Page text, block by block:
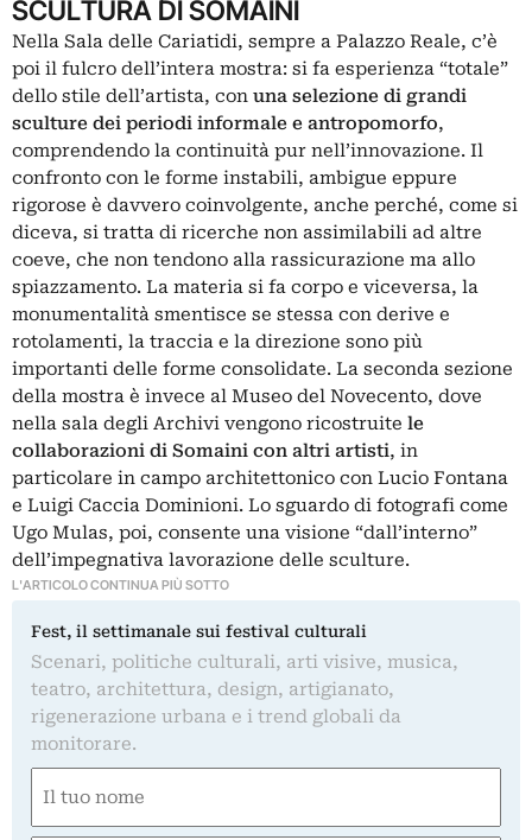
SCULTURA DI SOMAINI
Nella Sala delle Cariatidi, sempre a Palazzo Reale, c’è
poi il fulcro dell’intera mostra: si fa esperienza “totale”
dello stile dell’artista, con una selezione di grandi
sculture dei periodi informale e antropomorfo,
comprendendo la continuità pur nell’innovazione. Il
confronto con le forme instabili, ambigue eppure
rigorose è davvero coinvolgente, anche perché, come si
diceva, si tratta di ricerche non assimilabili ad altre
coeve, che non tendono alla rassicurazione ma allo
spiazzamento. La materia si fa corpo e viceversa, la
monumentalità smentisce se stessa con derive e
rotolamenti, la traccia e la direzione sono più
importanti delle forme consolidate. La seconda sezione
della mostra è invece al Museo del Novecento, dove
nella sala degli Archivi vengono ricostruite le
collaborazioni di Somaini con altri artisti, in
particolare in campo architettonico con Lucio Fontana
e Luigi Caccia Dominioni. Lo sguardo di fotografi come
Ugo Mulas, poi, consente una visione “dall’interno”
dell’impegnativa lavorazione delle sculture.
L'ARTICOLO CONTINUA PIÙ SOTTO
Fest, il settimanale sui festival culturali
Scenari, politiche culturali, arti visive, musica,
teatro, architettura, design, artigianato,
rigenerazione urbana e i trend globali da
monitorare.
(Required)